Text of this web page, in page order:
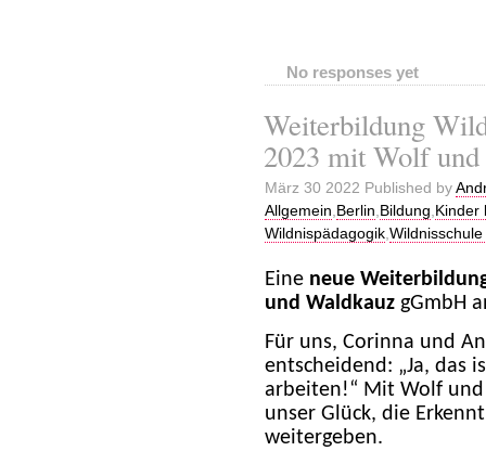
No responses yet
Weiterbildung
2023 mit Wolf
März 30 2022 Published by
Allgemein Berlin Bildung Kinder
Wildnispädagogik,
Eineneue
und WaldkauzgGmbH
Für uns, Corinna und
entscheidend: „Ja, das
arbeiten!“ Mit Wolf
unser Glück, die
weitergeben.